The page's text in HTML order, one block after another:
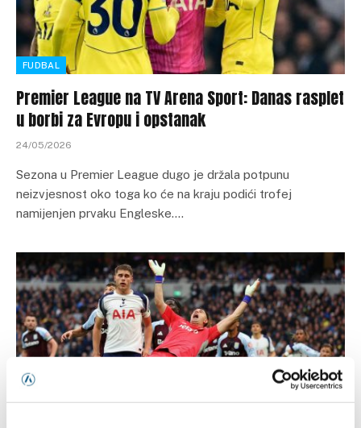
FUDBAL
Premier League na TV Arena Sport: Danas rasplet
u borbi za Evropu i opstanak
24/05/2026
Sezona u Premier League dugo je držala potpunu
neizvjesnost oko toga ko će na kraju podići trofej
namijenjen prvaku Engleske.…